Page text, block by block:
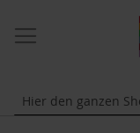
NAVIGATION
UMSCHALTEN